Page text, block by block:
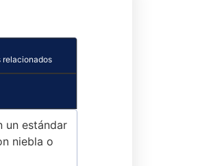
relacionados
un estándar
niebla o